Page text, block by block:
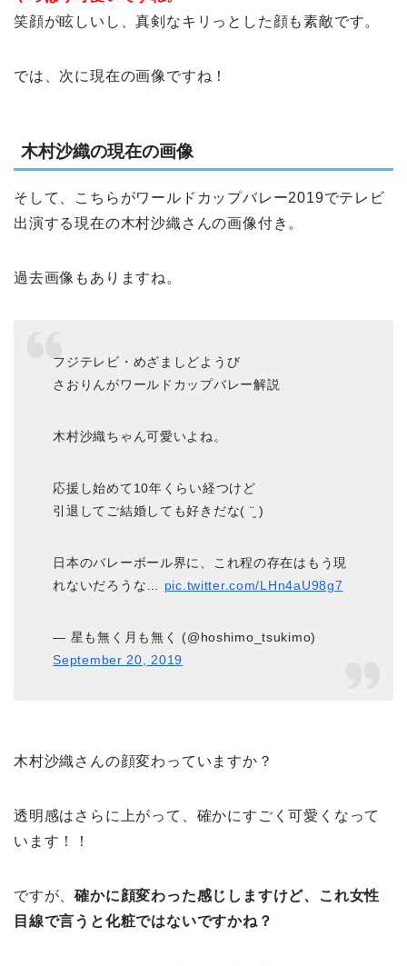
笑顔が眩しいし、真剣なキリっとした顔も素敵です。
では、次に現在の画像ですね！
木村沙織の現在の画像
そして、こちらがワールドカップバレー2019でテレビ
出演する現在の木村沙織さんの画像付き。
過去画像もありますね。
フジテレビ・めざましどようび
さおりんがワールドカップバレー解説
木村沙織ちゃん可愛いよね。
応援し始めて10年くらい経つけど
引退してご結婚しても好きだな( ¨̮ )
日本のバレーボール界に、これ程の存在はもう現
れないだろうな… pic.twitter.com/LHn4aU98g7
— 星も無く月も無く (@hoshimo_tsukimo)
September 20, 2019
木村沙織さんの顔変わっていますか？
透明感はさらに上がって、確かにすごく可愛くなって
います！！
ですが、確かに顔変わった感じしますけど、これ女性
目線で言うと化粧ではないですかね？